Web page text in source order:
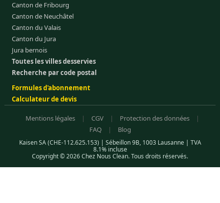
Canton de Fribourg
Canton de Neuchâtel
Canton du Valais
Canton du Jura
Jura bernois
Toutes les villes desservies
Recherche par code postal
Formules d'abonnement
Calculateur de devis
Mentions légales | CGV | Protection des données
|
FAQ
| Blog
Kaisen SA (CHE-112.625.153) | Sébeillon 9B, 1003 Lausanne | TVA
8.1% incluse
Copyright © 2026 Chez Nous Clean. Tous droits réservés.